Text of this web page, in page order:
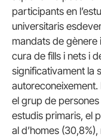
participants en
universitaris
mandats de gènere
cura de fills i nets i
significativament la
el grup de
estudis primaris, el
al d’homes